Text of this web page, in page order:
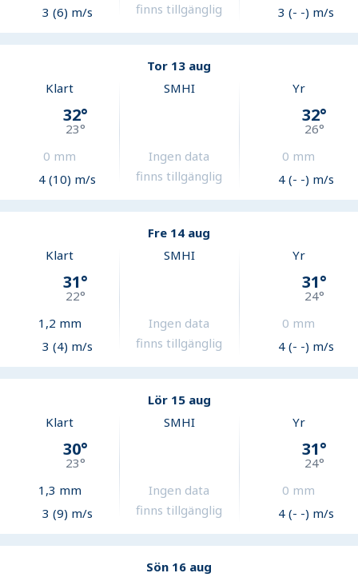
3 (6) m/s
finns tillgänglig
3 (- -) m/s
Tor 13 aug
Klart
32°
23°
0 mm
4 (10) m/s
SMHI
Ingen data
finns tillgänglig
Yr
32°
26°
0 mm
4 (- -) m/s
Fre 14 aug
Klart
31°
22°
1,2 mm
3 (4) m/s
SMHI
Ingen data
finns tillgänglig
Yr
31°
24°
0 mm
4 (- -) m/s
Lör 15 aug
Klart
30°
23°
1,3 mm
3 (9) m/s
SMHI
Ingen data
finns tillgänglig
Yr
31°
24°
0 mm
4 (- -) m/s
Sön 16 aug